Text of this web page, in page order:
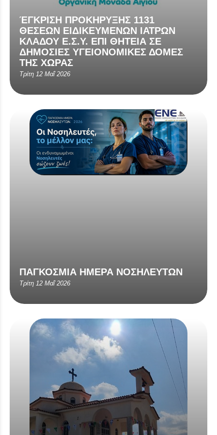
ΈΓΚΡΙΣΗ ΠΡΟΚΗΡΥΞΗΣ 1131
ΘΕΣΕΩΝ ΕΙΔΙΚΕΥΜΕΝΩΝ ΙΑΤΡΩΝ
ΚΛΑΔΟΥ Ε.Σ.Υ. ΕΠΙ ΘΗΤΕΙΑ ΣΕ
ΔΗΜΟΣΙΕΣ ΥΓΕΙΟΝΟΜΙΚΕΣ ΔΟΜΕΣ
ΤΗΣ ΧΩΡΑΣ
Τρίτη 12 Μαΐ 2026
ΠΑΓΚΟΣΜΙΑ ΗΜΕΡΑ ΝΟΣΗΛΕΥΤΩΝ
Τρίτη 12 Μαΐ 2026